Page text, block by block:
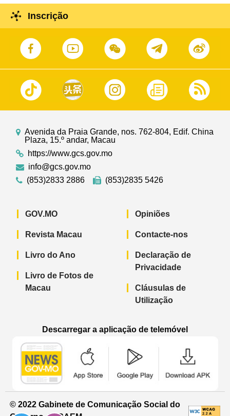
Inscrição
Avenida da Praia Grande, nos. 762-804, Edif. China
Plaza, 15.º andar, Macau
https://www.gcs.gov.mo
info@gcs.gov.mo
(853)2833 2886
(853)2835 5426
GOV.MO
Revista Macau
Livro do Ano
Livro de Fotos de
Macau
Opiniões
Contacte-nos
Declaração de
Privacidade
Cláusulas de
Utilização
Descarregar a aplicação de telemóvel
© 2022 Gabinete de Comunicação Social do